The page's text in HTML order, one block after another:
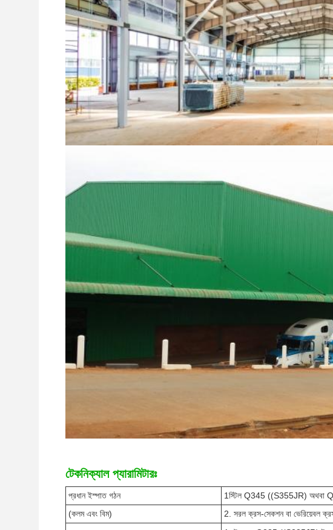
টেকনিক্যাল প্যারামিটারঃ
প্রধান ইস্পাত গঠন
1স্টিল Q345 ((S355JR) অথবা
(কলম এবং বিম)
2. সরল ক্রস-সেকশন বা ভেরিয়েবল